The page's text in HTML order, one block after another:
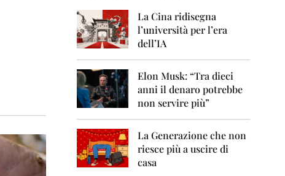
2
0
7
La Cina ridisegna
l’università per l’era
dell’IA
Elon Musk: “Tra dieci
anni il denaro potrebbe
non servire più”
La Generazione che non
riesce più a uscire di
casa